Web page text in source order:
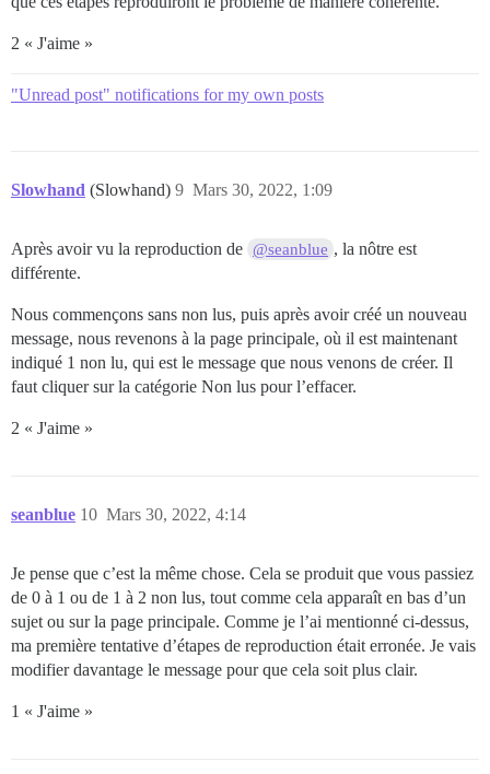
2 « J'aime »
"Unread post" notifications for my own posts
Slowhand (Slowhand) Mars 30, 2022, 1:09
9
Après avoir vu la reproduction de @seanblue , la nôtre est
différente.
Nous commençons sans non lus, puis après avoir créé un nouveau
message, nous revenons à la page principale, où il est maintenant
indiqué 1 non lu, qui est le message que nous venons de créer. Il
faut cliquer sur la catégorie Non lus pour l’effacer.
2 « J'aime »
seanblue Mars 30, 2022, 4:14
10
Je pense que c’est la même chose. Cela se produit que vous passiez
de 0 à 1 ou de 1 à 2 non lus, tout comme cela apparaît en bas d’un
sujet ou sur la page principale. Comme je l’ai mentionné ci-dessus,
ma première tentative d’étapes de reproduction était erronée. Je vais
modifier davantage le message pour que cela soit plus clair.
1 « J'aime »